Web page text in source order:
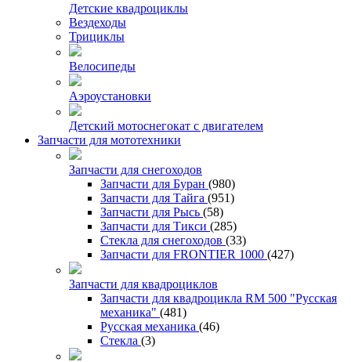
Детские квадроциклы
Вездеходы
Трициклы
Велосипеды
Аэроустановки
Детский мотоснегокат с двигателем
Запчасти для мототехники
Запчасти для снегоходов
Запчасти для Буран (980)
Запчасти для Тайга (951)
Запчасти для Рысь (58)
Запчасти для Тикси (285)
Стекла для снегоходов (33)
Запчасти для FRONTIER 1000 (427)
Запчасти для квадроциклов
Запчасти для квадроцикла RM 500 "Русская
механика" (481)
Русская механика (46)
Стекла (3)